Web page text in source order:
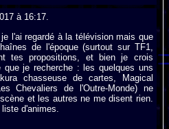
à 16:17.
l'ai regardé à la télévision mais que
de l'époque (surtout sur TF1,
tes propositions, et bien je crois
que je recherche : les quelques uns
chasseuse de cartes, Magical
Chevaliers de l'Outre-Monde) ne
et les autres ne me disent rien.
d'animes.